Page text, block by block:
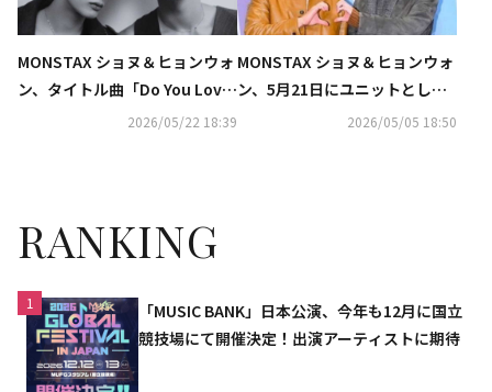
MONSTAX ショヌ＆ヒョンウォ
ン、タイトル曲「Do You Love
Me」MV公開…愛の複雑な感情
2026/05/22 18:39
MONSTAX ショヌ＆ヒョンウォ
ン、5月21日にユニットとして
カムバック！ミニアルバム「LO
2026/05/05 18:50
RANKING
1
「MUSIC BANK」日本公演、今年も12月に国立
競技場にて開催決定！出演アーティストに期待